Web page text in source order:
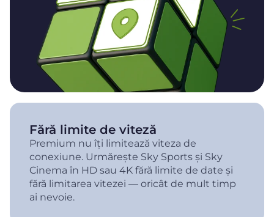
Fără limite de viteză
Premium nu îți limitează viteza de
conexiune. Urmărește Sky Sports și Sky
Cinema în HD sau 4K fără limite de date și
fără limitarea vitezei — oricât de mult timp
ai nevoie.